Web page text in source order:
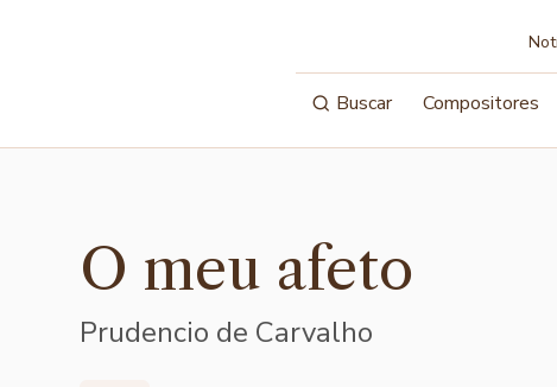
Buscar Compositores
O meu afeto
Prudencio de Carvalho